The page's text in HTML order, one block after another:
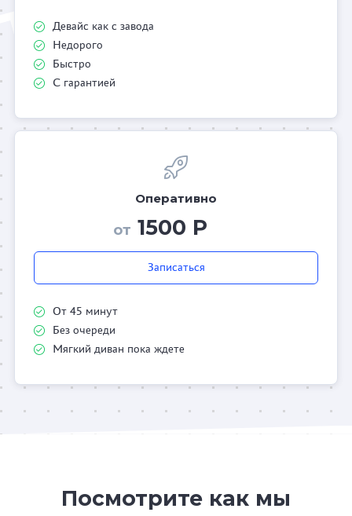
Девайс как с завода
Недорого
Быстро
С гарантией
Оперативно
от 1500 Р
Записаться
От 45 минут
Без очереди
Мягкий диван пока ждете
Посмотрите как мы